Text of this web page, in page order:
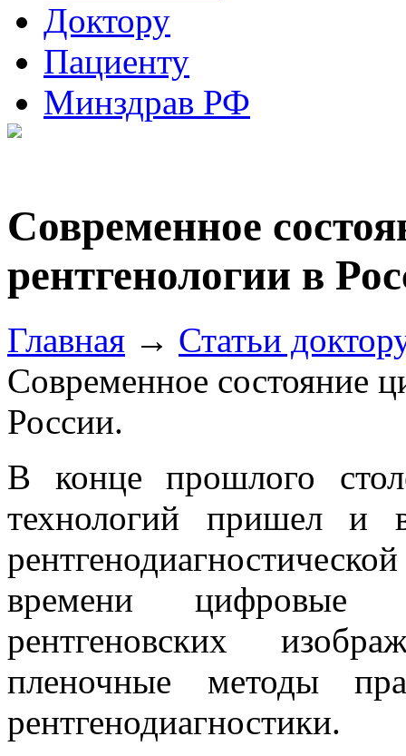
Доктору
Пациенту
Минздрав РФ
Современное
рентгенологии в
Главная → Статьи
Современное состояние
России.
В конце прошлого
технологий пришел и
времени цифровые
рентгеновских
пленочные методы
рентгенодиагностики.